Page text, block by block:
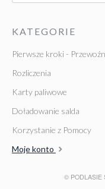
KATEGORIE
Pierwsze kroki -
Rozliczenia
Karty paliwowe
Doładowanie salda
Korzystanie z Pomocy
Moje konto
© PODLASIE